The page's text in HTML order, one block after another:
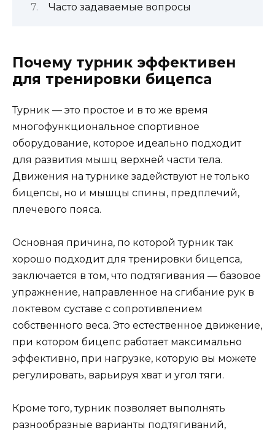
Часто задаваемые вопросы
Почему турник эффективен
для тренировки бицепса
Турник — это простое и в то же время
многофункциональное спортивное
оборудование, которое идеально подходит
для развития мышц верхней части тела.
Движения на турнике задействуют не только
бицепсы, но и мышцы спины, предплечий,
плечевого пояса.
Основная причина, по которой турник так
хорошо подходит для тренировки бицепса,
заключается в том, что подтягивания — базовое
упражнение, направленное на сгибание рук в
локтевом суставе с сопротивлением
собственного веса. Это естественное движение,
при котором бицепс работает максимально
эффективно, при нагрузке, которую вы можете
регулировать, варьируя хват и угол тяги.
Кроме того, турник позволяет выполнять
разнообразные варианты подтягиваний,